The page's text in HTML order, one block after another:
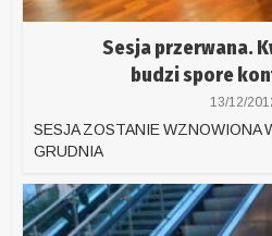
Sesja przerwana.
budzi spore
13/12/
SESJA ZOSTANIE WZNOWIONA
GRUDNIA